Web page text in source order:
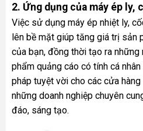
2. Ứng dụng của máy ép ly,
Việc sử dụng máy ép nhiệt ly,
lên bề mặt giúp tăng giá trị sản
của bạn, đồng thời tạo ra những
phẩm quảng cáo có tính cá
pháp tuyệt vời cho các cửa
những doanh nghiệp chuyên
đáo, sáng tạo.